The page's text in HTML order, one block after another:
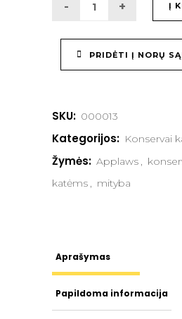
Į
PRIDĖTI Į NORŲ
SKU: 000013
Kategorijos: Konservai
Žymės: Applaws ,
katėms , mityba
Aprašymas
Papildoma informacija